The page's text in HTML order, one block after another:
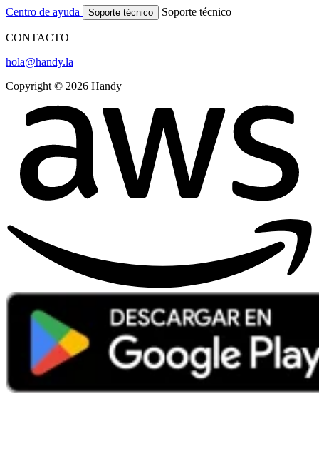
Centro de ayuda Soporte técnico Soporte técnico
CONTACTO
hola@handy.la
Copyright © 2026 Handy